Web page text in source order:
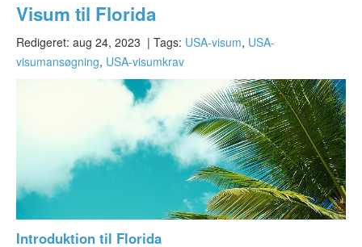
Hjem
Ansøg om ESTA
Hvad er ESTA?
Visumfritagelsesprogrammet
ESTA-status
Artikler
Visum til Florida
Redigeret: aug 24, 2023 | Tags: USA-visum, USA-
visumansøgning, USA-visumkrav
Introduktion til Florida